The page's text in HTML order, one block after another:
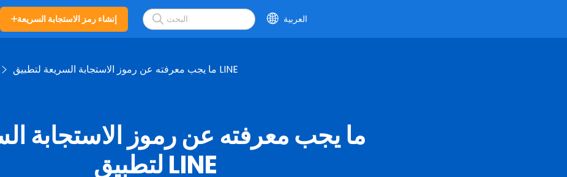
إنشاء رمز الاستجابة السريعة العربية
ما يجب معرفته عن رموز الاستجابة السريعة لتطبيق LINE
ما يجب معرفته عن رموز الاستجابة
لتطبيق LINE